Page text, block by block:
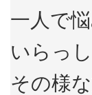
一人で
いらっ
その様